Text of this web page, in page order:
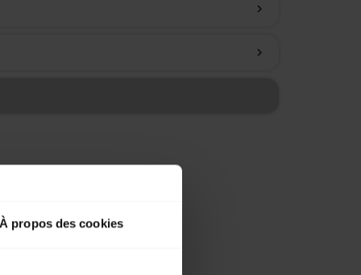
À propos des cookies
chevron_right
chevron_right